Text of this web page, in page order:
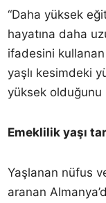
“Daha yüksek
hayatına daha
ifadesini kullanan
yaşlı kesimdeki
yüksek olduğunu
Emeklilik yaşı
Yaşlanan nüfus
aranan